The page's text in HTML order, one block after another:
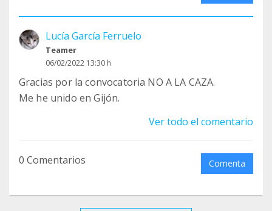
Lucía García Ferruelo
Teamer
06/02/2022 13:30 h
Gracias por la convocatoria NO A LA CAZA.
Me he unido en Gijón.
Ver todo el comentario
0 Comentarios Comenta